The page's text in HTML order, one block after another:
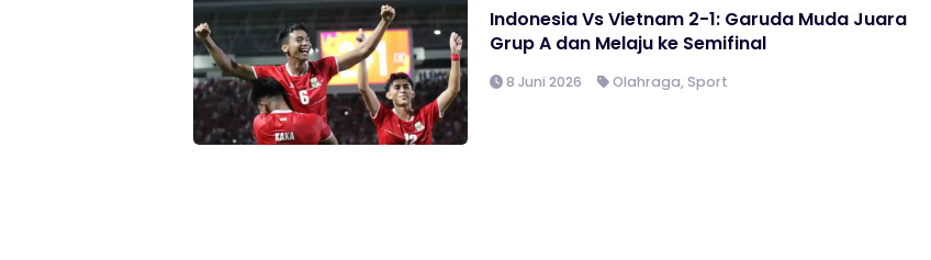
Indonesia Vs Vietnam 2-1: Garuda Muda Juara
Grup A dan Melaju ke Semifinal
8 Juni 2026 Olahraga,Sport